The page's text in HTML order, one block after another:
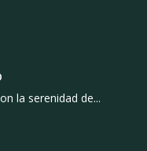
la serenidad de...